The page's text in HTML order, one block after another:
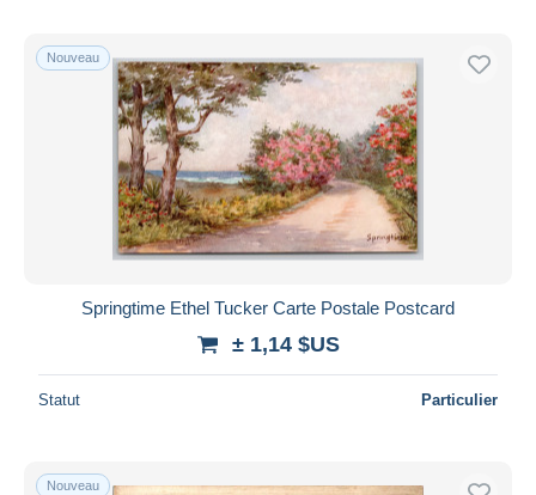
Nouveau
Springtime Ethel Tucker Carte Postale Postcard
± 1,14 $US
Statut Particulier
Nouveau